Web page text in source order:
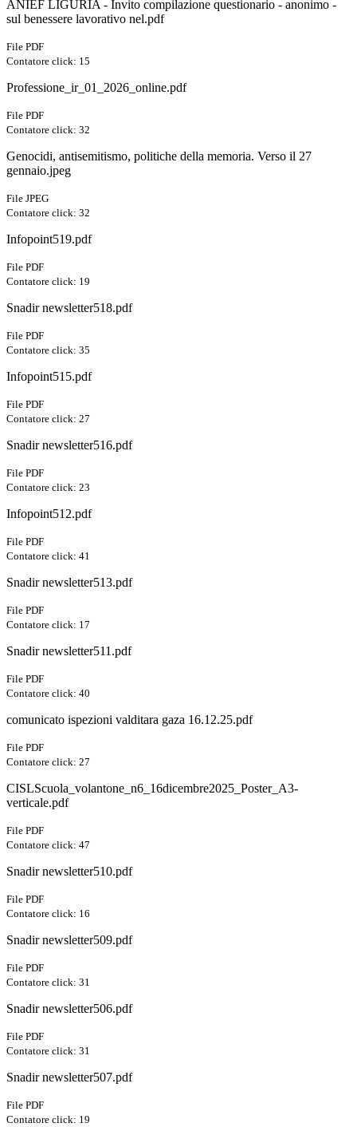
ANIEF LIGURIA - Invito compilazione questionario - anonimo -
sul benessere lavorativo nel.pdf
File PDF
Contatore click: 15
Professione_ir_01_2026_online.pdf
File PDF
Contatore click: 32
Genocidi, antisemitismo, politiche della memoria. Verso il 27
gennaio.jpeg
File JPEG
Contatore click: 32
Infopoint519.pdf
File PDF
Contatore click: 19
Snadir newsletter518.pdf
File PDF
Contatore click: 35
Infopoint515.pdf
File PDF
Contatore click: 27
Snadir newsletter516.pdf
File PDF
Contatore click: 23
Infopoint512.pdf
File PDF
Contatore click: 41
Snadir newsletter513.pdf
File PDF
Contatore click: 17
Snadir newsletter511.pdf
File PDF
Contatore click: 40
comunicato ispezioni valditara gaza 16.12.25.pdf
File PDF
Contatore click: 27
CISLScuola_volantone_n6_16dicembre2025_Poster_A3-
verticale.pdf
File PDF
Contatore click: 47
Snadir newsletter510.pdf
File PDF
Contatore click: 16
Snadir newsletter509.pdf
File PDF
Contatore click: 31
Snadir newsletter506.pdf
File PDF
Contatore click: 31
Snadir newsletter507.pdf
File PDF
Contatore click: 19